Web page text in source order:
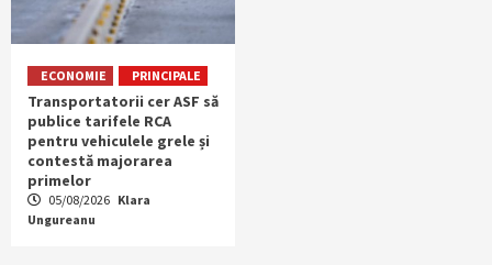
ECONOMIE PRINCIPALE
Transportatorii cer ASF să
publice tarifele RCA
pentru vehiculele grele și
contestă majorarea
primelor
05/08/2026 Klara
Ungureanu